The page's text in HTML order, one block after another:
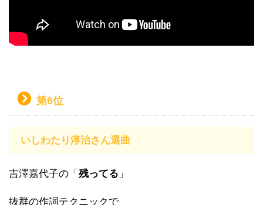
第6位
いしわたり淳治さん選曲
吉澤嘉代子の「 残ってる 」
抜群の作詞テクニックで